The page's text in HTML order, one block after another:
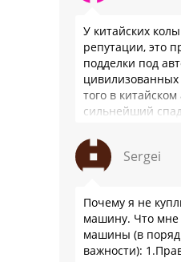
У китайских
репутации, это
подделки под
того в
сильнейший
почти все
производители
Sergei
Почему я не
машину. Что мне
машины (в
важности):